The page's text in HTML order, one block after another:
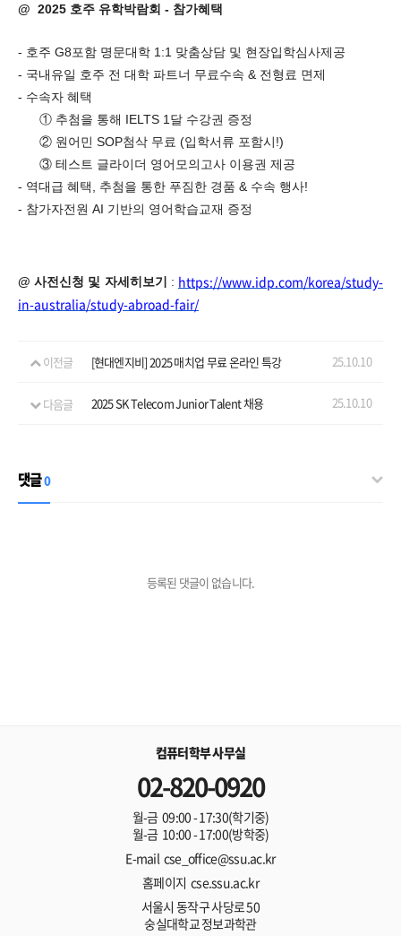
@ 2025 호주 유학박람회 - 참가혜택
- 호주 G8포함 명문대학 1:1 맞춤상담 및 현장입학심사제공
- 국내유일 호주 전 대학 파트너 무료수속 & 전형료 면제
- 수속자 혜택
① 추첨을 통해 IELTS 1 달 수강권 증정
② 원어민 SOP첨삭 무료 (입학서류 포함시!)
③ 테스트 글라이더 영어모의고사 이용권 제공
- 역대급 혜택 추첨을 통한 푸짐한 경품 & 수속 행사!
- 참가자전원 AI 기반의 영어학습교재 증정
@ 사전신청 및 자세히보기 : https://www.idp.com/korea/study-
in-australia/study-abroad-fair/
이전글 [현대엔지비] 2025 매치업 무료 온라인 특강 25.10.10
다음글 2025 SK Telecom Junior Talent 채용 25.10.10
댓글0
등록된 댓글이 없습니다.
컴퓨터학부 사무실
02-820-0920
월-금 09:00 - 17:30(학기중)
월-금 10:00 - 17:00(방학중)
E-mail cse_office@ssu.ac.kr
홈페이지 cse.ssu.ac.kr
서울시 동작구 사당로 50
숭실대학교 정보과학관